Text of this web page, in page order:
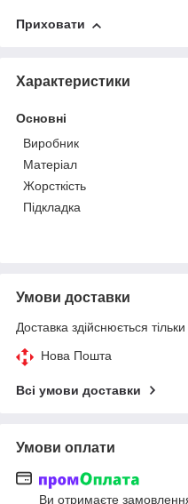
Приховати
Характеристики
Основні
Виробник
Матеріал
Жорсткість
Підкладка
Умови доставки
Доставка здійснюється
Нова Пошта
Всі умови доставки
Умови оплати
Ви отримаєте